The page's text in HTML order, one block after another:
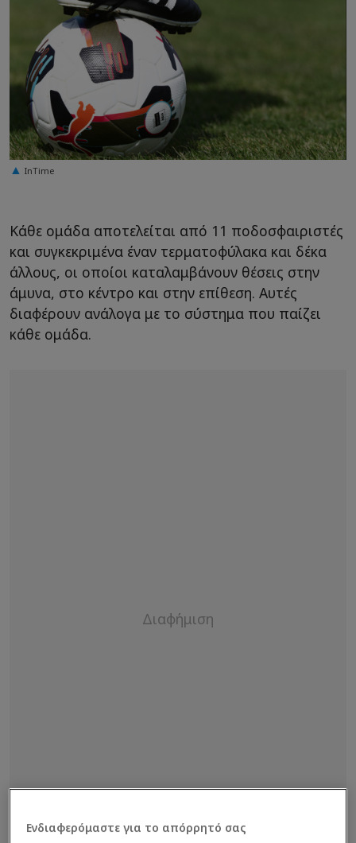
InTime
Κάθε ομάδα αποτελείται από 11 ποδοσφαιριστές
και συγκεκριμένα έναν τερματοφύλακα και δέκα
άλλους, οι οποίοι καταλαμβάνουν θέσεις στην
άμυνα, στο κέντρο και στην επίθεση. Αυτές
διαφέρουν ανάλογα με το σύστημα που παίζει
κάθε ομάδα.
Ενδιαφερόμαστε για το απόρρητό σας